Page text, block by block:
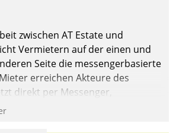
zwischen AT Estate und
Vermietern auf der einen und
Seite die messengerbasierte
erreichen Akteure des
direkt per Messenger,
empfangen oder